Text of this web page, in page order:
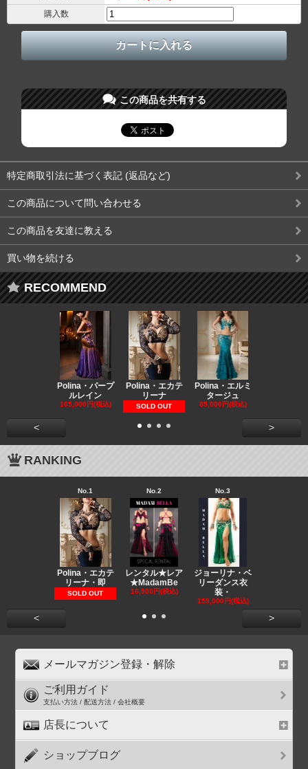
購入数
この商品を共有する
特定商取引法に基づく表記 (返品など)
この商品について問い合わせる
この商品を友達に教える
買い物を続ける
RECOMMEND
Polina・パープ
ルレイン
105,000円(税込)
Polina・エカテ
リーナ
SOLD OUT
Polina・エルミ
タージュ
85,000円(税込)
< >
RANKING
No.1
Polina・エカテ
リーナ・即
SOLD OUT
No.2
レンタル★レア
★MadamBe
16,900円(税込)
No.3
ジョーリナ・ベ
リーダンス衣
装・
159,000円(税込)
< >
メールマガジン登録・解除
ご利用ガイド
支払い方法 / 配送方法 / 会社概要
店長について
ショップブログ